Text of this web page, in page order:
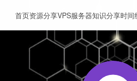
首页资源分享VPS服务器知识分享时间